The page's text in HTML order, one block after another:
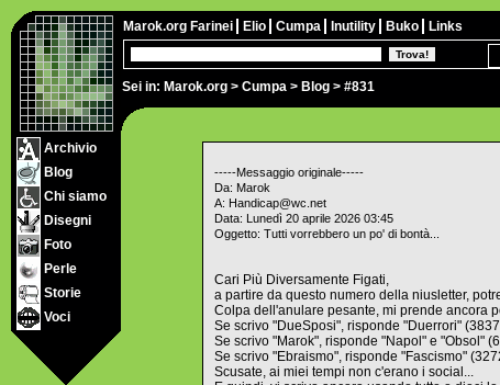
Sei in: Marok.org > Cumpa > Blog > #831
Marok.org Farinei Elio Cumpa Inutility Buko Links
Archivio
Blog
Chi siamo
Disegni
Foto
Perle
Storie
Voci
-----Messaggio originale-----
Da: Marok
A: Handicap@wc.net
Data: Lunedì 20 aprile 2026 03:45
Oggetto: Tutti vorrebbero un po' di bontà...
Cari Più Diversamente Figati,
a partire da questo numero della niusletter,
Colpa dell'anulare pesante, mi prende ancora
Se scrivo "DueSposi", risponde "Duerrori"
Se scrivo "Marok", risponde "Napol" e "Obsol"
Se scrivo "Ebraismo", risponde "Fascismo"
Scusate, ai miei tempi non c'erano i social...